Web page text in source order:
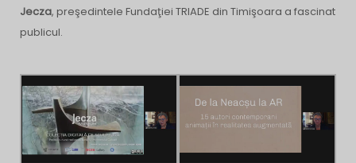
Jecza, preşedintele Fundaţiei TRIADE din Timişoara a fascinat
publicul.